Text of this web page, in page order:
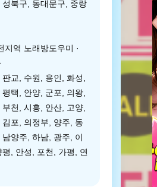
성북구, 동대문구, 중랑
지역 노래방도우미 ·
판교, 수원, 용인, 화성,
평택, 안양, 군포, 의왕,
천, 시흥, 안산, 고양,
김포, 의정부, 양주, 동
양주, 하남, 광주, 이
평, 안성, 포천, 가평, 연